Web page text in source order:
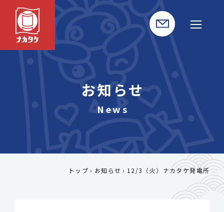
お知らせ
トップ お知らせ 12/3（火）ナカタケ発電所